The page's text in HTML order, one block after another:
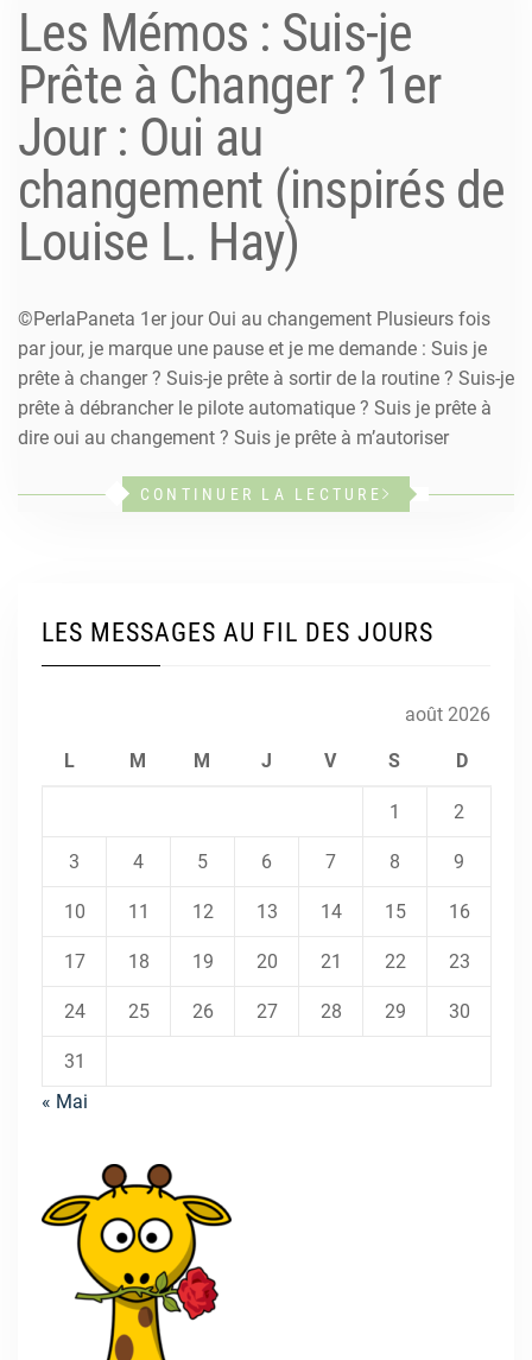
Les Mémos : Suis-je
Prête à Changer ? 1er
Jour : Oui au
changement (inspirés de
Louise L. Hay)
©PerlaPaneta 1er jour Oui au changement Plusieurs fois
par jour, je marque une pause et je me demande : Suis je
prête à changer ? Suis-je prête à sortir de la routine ? Suis-je
prête à débrancher le pilote automatique ? Suis je prête à
dire oui au changement ? Suis je prête à m’autoriser
CONTINUER LA LECTURE
LES MESSAGES AU FIL DES JOURS
août 2026
L M M J V S D
1 2
3 4 5 6 7 8 9
10 11 12 13 14 15 16
17 18 19 20 21 22 23
24 25 26 27 28 29 30
31
« Mai